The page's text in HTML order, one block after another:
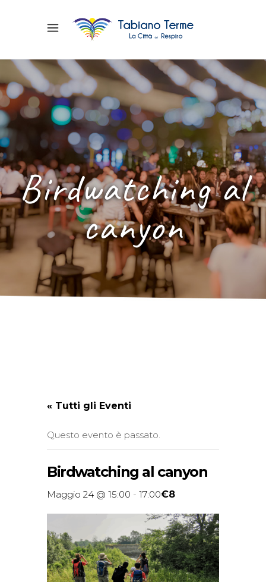
Birdwatching al
canyon
« Tutti gli Eventi
Questo evento è passato.
Birdwatching al canyon
Maggio 24 @ 15:00 - 17:00€8